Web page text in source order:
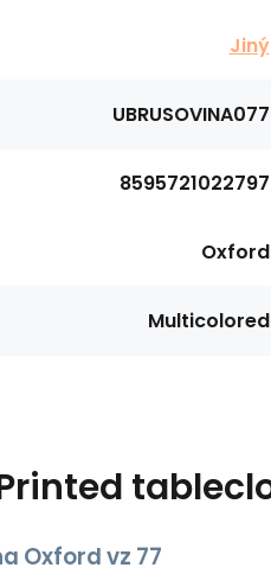
Jiný
UBRUSOVINA077
8595721022797
Oxford
Multicolored
Oxford vz 77